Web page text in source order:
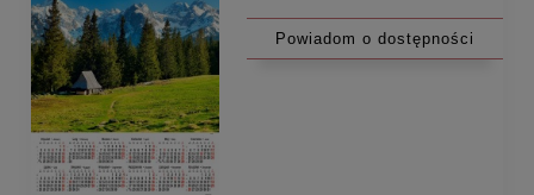
Powiadom o dostępności